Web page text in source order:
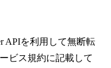
APIを利用して無断転
ビス規約に記載して